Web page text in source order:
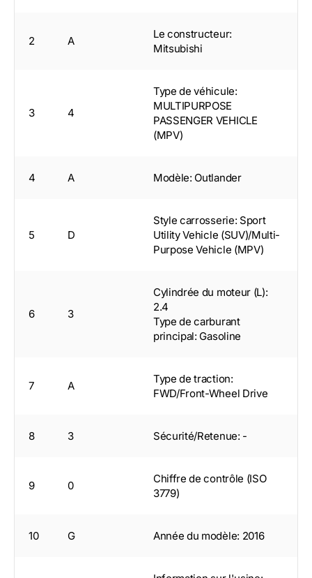
2 A
Le constructeur:
Mitsubishi
3 4
Type de véhicule:
MULTIPURPOSE
PASSENGER VEHICLE
(MPV)
4 A Modèle: Outlander
5 D
Style carrosserie: Sport
Utility Vehicle (SUV)/Multi-
Purpose Vehicle (MPV)
6 3
Cylindrée du moteur (L):
2.4
Type de carburant
principal: Gasoline
7 A
Type de traction:
FWD/Front-Wheel Drive
8 3 Sécurité/Retenue: -
9 0
Chiffre de contrôle (ISO
3779)
10 G Année du modèle: 2016